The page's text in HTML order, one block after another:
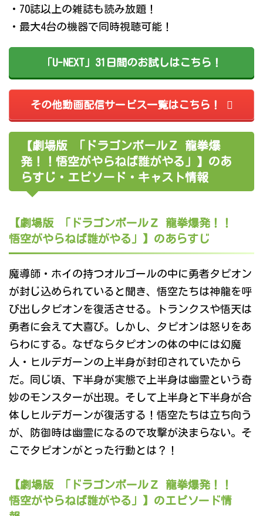
・70誌以上の雑誌も読み放題！
・最大4台の機器で同時視聴可能！
「U-NEXT」31日間のお試しはこちら！
その他動画配信サービス一覧はこちら！
【劇場版 「ドラゴンボールＺ 龍拳爆
発！！悟空がやらねば誰がやる」】のあ
らすじ・エピソード・キャスト情報
【劇場版 「ドラゴンボールＺ 龍拳爆発！！
悟空がやらねば誰がやる」】のあらすじ
魔導師・ホイの持つオルゴールの中に勇者タピオン
が封じ込められていると聞き、悟空たちは神龍を呼
び出しタピオンを復活させる。トランクスや悟天は
勇者に会えて大喜び。しかし、タピオンは怒りをあ
らわにする。なぜならタピオンの体の中には幻魔
人・ヒルデガーンの上半身が封印されていたから
だ。同じ頃、下半身が実態で上半身は幽霊という奇
妙のモンスターが出現。そして上半身と下半身が合
体しヒルデガーンが復活する！悟空たちは立ち向う
が、防御時は幽霊になるので攻撃が決まらない。そ
こでタピオンがとった行動とは？！
【劇場版 「ドラゴンボールＺ 龍拳爆発！！
悟空がやらねば誰がやる」】のエピソード情